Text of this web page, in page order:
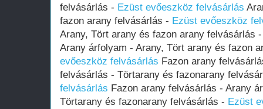
felvásárlás - Ezüst evőeszköz felvásárlás
fazon arany felvásárlás - Ezüst evőeszköz
Arany, Tört arany és fazon arany felvásárlás
Arany árfolyam - Arany, Tört arany és fazon
evőeszköz felvásárlás Fazon arany
felvásárlás - Törtarany és fazonarany
felvásárlás Fazon arany felvásárlás - Arany
Törtarany és fazonarany felvásárlás - Ezüst